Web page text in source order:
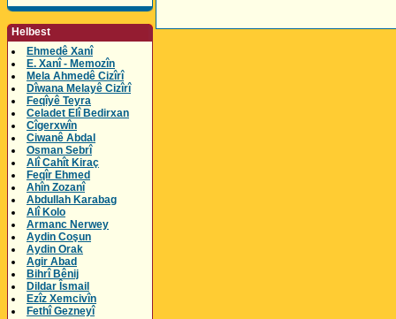
Helbest
Ehmedê Xanî
E. Xanî - Memozîn
Mela Ahmedê Cizîrî
Dîwana Melayê Cizîrî
Feqîyê Teyra
Celadet Elî Bedirxan
Cîgerxwîn
Ciwanê Abdal
Osman Sebrî
Alî Cahît Kiraç
Feqîr Ehmed
Ahîn Zozanî
Abdullah Karabag
Alî Kolo
Armanc Nerwey
Aydin Coşun
Aydin Orak
Agir Abad
Bihrî Bênij
Dildar Îsmail
Ezîz Xemcivîn
Fethî Gezneyî